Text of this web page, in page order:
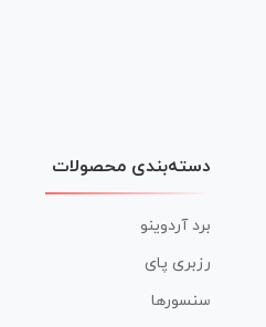
دسته‌بندی محصولات
برد آردوینو
رزبری پای
سنسورها